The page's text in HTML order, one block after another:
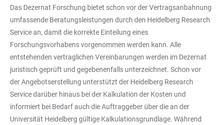
Das Dezernat Forschung bietet schon vor der Vertragsanbahnung
umfassende Beratungsleistungen durch den Heidelberg Research
Service an, damit die korrekte Einteilung eines
Forschungsvorhabens vorgenommen werden kann. Alle
entstehenden vertraglichen Vereinbarungen werden im Dezernat
juristisch geprüft und gegebenenfalls unterzeichnet. Schon vor
der Angebotserstellung unterstützt der Heidelberg Research
Service darüber hinaus bei der Kalkulation der Kosten und
informiert bei Bedarf auch die Auftraggeber über die an der
Universität Heidelberg gültige Kalkulationsgrundlage. Während